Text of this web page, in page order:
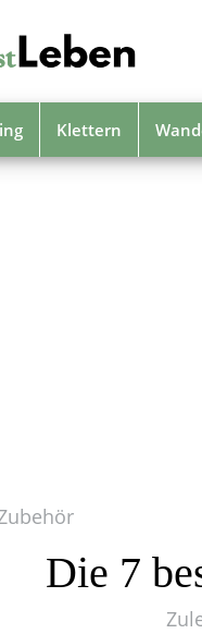
Klettern
Die 7